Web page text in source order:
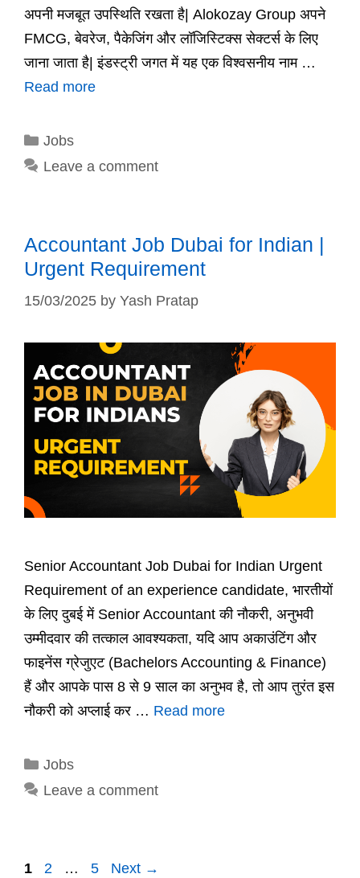
अपनी मजबूत उपस्थिति रखता है| Alokozay Group अपने
FMCG, बेवरेज, पैकेजिंग और लॉजिस्टिक्स सेक्टर्स के लिए
जाना जाता है| इंडस्ट्री जगत में यह एक विश्वसनीय नाम …
Read more
Categories
Jobs
Leave a comment
Accountant Job Dubai for Indian |
Urgent Requirement
15/03/2025 by Yash Pratap
Senior Accountant Job Dubai for Indian Urgent
Requirement of an experience candidate, भारतीयों
के लिए दुबई में Senior Accountant की नौकरी, अनुभवी
उम्मीदवार की तत्काल आवश्यकता, यदि आप अकाउंटिंग और
फाइनेंस ग्रेजुएट (Bachelors Accounting & Finance)
हैं और आपके पास 8 से 9 साल का अनुभव है, तो आप तुरंत इस
नौकरी को अप्लाई कर … Read more
Categories
Jobs
Leave a comment
Page
1 Page
2 … Page
5 Next →